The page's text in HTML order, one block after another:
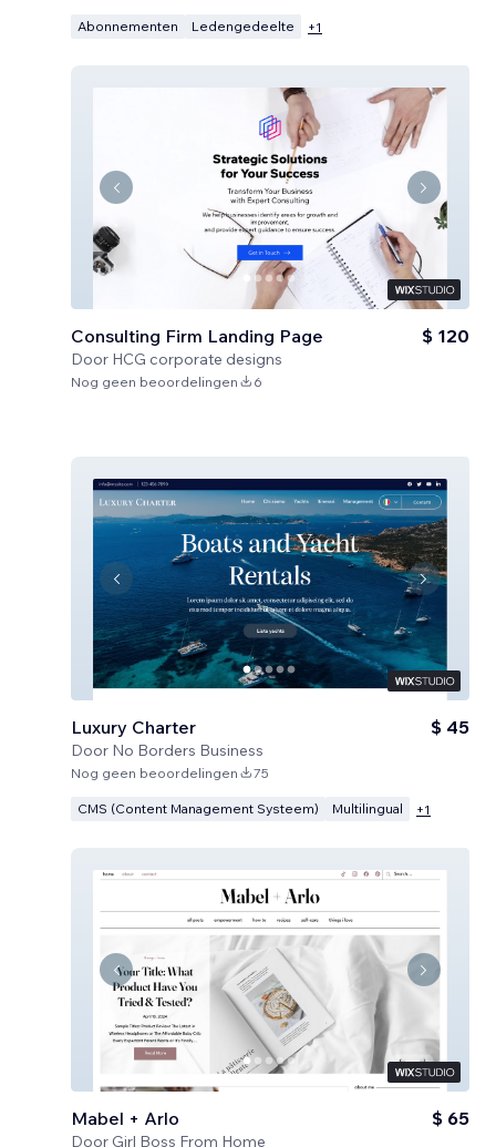
Abonnementen Ledengedeelte +1
Consulting Firm Landing Page
Door HCG corporate designs
$ 120
Nog geen beoordelingen 6
Luxury Charter
Door No Borders Business
$ 45
Nog geen beoordelingen 75
CMS (Content Management Systeem) Multilingual +1
Mabel + Arlo
Door Girl Boss From Home
$ 65